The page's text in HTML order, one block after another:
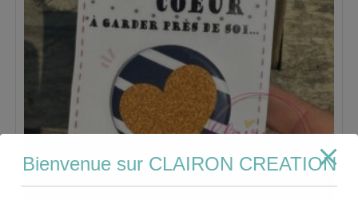
Bienvenue sur CLAIRON CREATION